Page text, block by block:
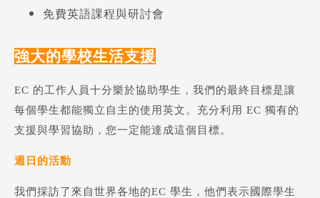
免費英語課程與研討會
強大的學校生活支援
EC 的工作人員十分樂於協助學生，我們的最終目標是讓
每個學生都能獨立自主的使用英文。充分利用 EC 獨有的
支援與學習協助，您一定能達成這個目標。
週日的活動
我們採訪了來自世界各地的EC 學生，他們表示國際學生